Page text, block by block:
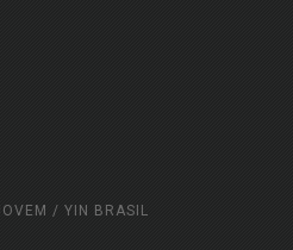
/ YIN BRASIL